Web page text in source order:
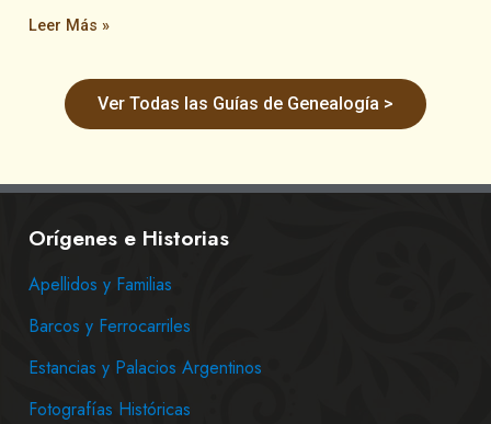
Leer Más »
Ver Todas las Guías de Genealogía >
Orígenes e Historias
Apellidos y Familias
Barcos y Ferrocarriles
Estancias y Palacios Argentinos
Fotografías Históricas